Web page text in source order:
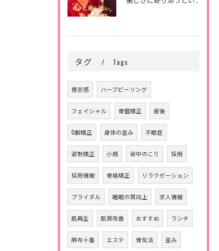
タグ Tags
倦怠感 ハーブピーリング
フェイシャル 骨盤矯正 産後
O脚矯正 身体の歪み 不眠症
姿勢矯正 小顔 背中のこり 採用
採用情報 骨格矯正 リラクゼーション
ブライダル 睡眠の質向上 求人情報
肌再生 肌質改善 おすすめ ランチ
麻布十番 エステ 骨気法 歪み